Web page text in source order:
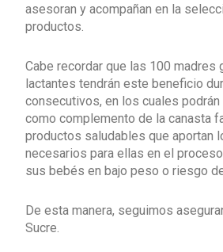
asesoran y acompañan en la
productos.
Cabe recordar que las 100 madres
lactantes tendrán este beneficio
consecutivos, en los cuales
como complemento de la canasta
productos saludables que aportan
necesarios para ellas en el
sus bebés en bajo peso o riesgo
De esta manera, seguimos
Sucre.